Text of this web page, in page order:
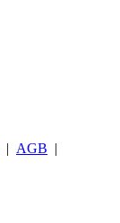
| AGB |